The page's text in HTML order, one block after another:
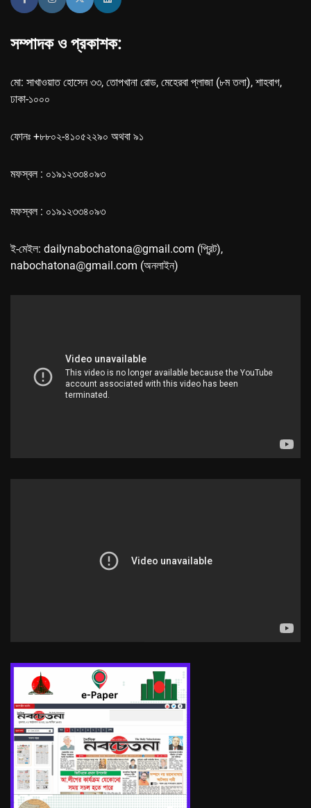
সম্পাদক ও প্রকাশক:
মো: সাখাওয়াত হোসেন ৩৩, তোপখানা রোড, মেহেরবা প্লাজা (৮ম তলা), শাহবাগ,
ঢাকা-১০০০
ফোনঃ +৮৮০২-৪১০৫২২৯০ অথবা ৯১
মফস্বল : ০১৯১২৩৩৪০৯৩
মফস্বল : ০১৯১২৩৩৪০৯৩
ই-মেইল: dailynabochatona@gmail.com (প্রিন্ট),
nabochatona@gmail.com (অনলাইন)